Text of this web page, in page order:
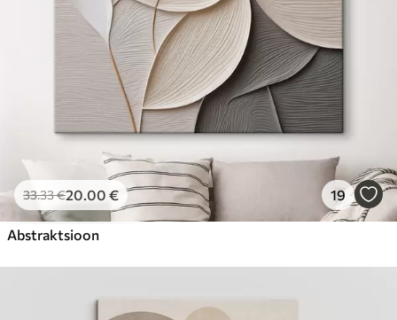
33.33€20.00 € 19
Abstraktsioon